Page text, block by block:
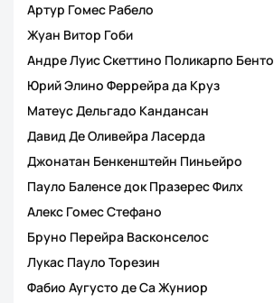
Артур Гомес Рабело
Жуан Витор Гоби
Андре Луис Скеттино Поликарпо Бенто
Юрий Элино Феррейра да Круз
Матеус Дельгадо Кандансан
Давид Де Оливейра Ласерда
Джонатан Бенкенштейн Пиньейро
Пауло Баленсе док Празерес Филх
Алекс Гомес Стефано
Бруно Перейра Васконселос
Лукас Пауло Торезин
Фабио Аугусто де Са Жуниор